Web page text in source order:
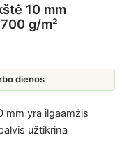
10 mm
g/m²
dienos
mm yra ilgaamžis
užtikrina